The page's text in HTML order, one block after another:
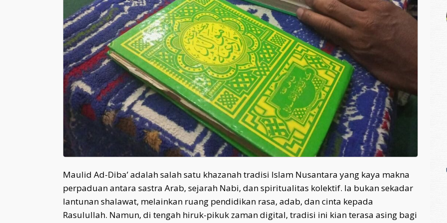
Maulid Ad-Diba’ adalah salah satu khazanah tradisi Islam Nusantara yang kaya makna
perpaduan antara sastra Arab, sejarah Nabi, dan spiritualitas kolektif. Ia bukan sekadar
lantunan shalawat, melainkan ruang pendidikan rasa, adab, dan cinta kepada
Rasulullah. Namun, di tengah hiruk-pikuk zaman digital, tradisi ini kian terasa asing bagi